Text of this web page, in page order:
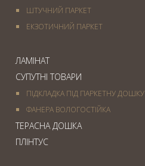
ШТУЧНИЙ ПАРКЕТ
ЕКЗОТИЧНИЙ ПАРКЕТ
ЛАМІНАТ
СУПУТНІ ТОВАРИ
ПІДКЛАДКА ПІД ПАРКЕТНУ ДОШКУ
ФАНЕРА ВОЛОГОСТІЙКА
ТЕРАСНА ДОШКА
ПЛІНТУС